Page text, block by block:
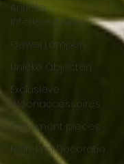
Antieke
Interieurstukken
Gewei Lampen
Unieke Objecten
Exclusieve
Woonaccessoires
statement pieces
High-End Decoratie